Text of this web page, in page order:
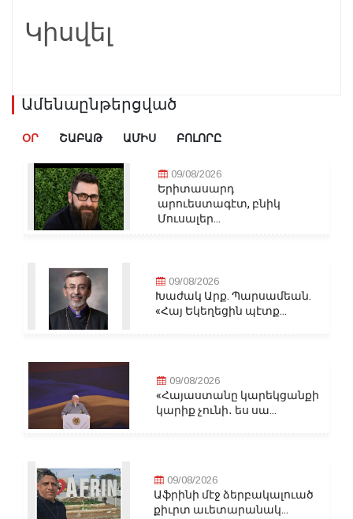
Կիսվել
Ամենաընթերցված
ՕՐ ՇԱԲԱԹ ԱՄԻՍ ԲՈԼՈՐԸ
09/08/2026
Երիտասարդ
արուեստագէտ, բնիկ
Մուսալեր...
09/08/2026
Խաժակ Արք. Պարսամեան.
«Հայ Եկեղեցին պէտք...
09/08/2026
«Հայաստանը կարեկցանքի
կարիք չունի․ ես սա...
09/08/2026
Աֆրինի մէջ ձերբակալուած
քիւրտ աւետարանակ...